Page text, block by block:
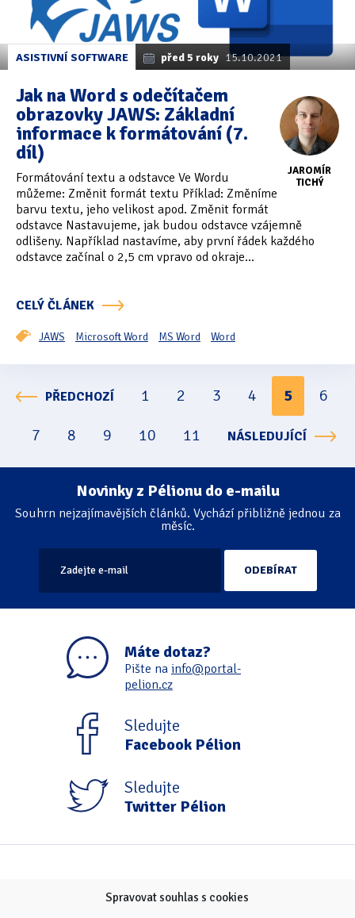
Spravovat souhlas s cookies
ASISTIVNÍ SOFTWARE před 5 roky 15.10.2021
JAROMÍR
TICHÝ
Jak na Word s odečítačem
obrazovky JAWS: Základní
informace k formátování (7.
díl)
Formátování textu a odstavce Ve Wordu
můžeme: Změnit formát textu Příklad: Změníme
barvu textu, jeho velikost apod. Změnit formát
odstavce Nastavujeme, jak budou odstavce vzájemně
odlišeny. Například nastavíme, aby první řádek každého
odstavce začínal o 2,5 cm vpravo od okraje...
CELÝ ČLÁNEK
JAWS Microsoft Word MS Word Word
Stránkování
PŘEDCHOZÍ 1 2 3 4 5
6
7
8 9 10 11 NÁSLEDUJÍCÍ
Novinky z Pélionu do e-mailu
Souhrn nejzajímavějších článků. Vychází přibližně jednou za
měsíc.
Máte dotaz?
Pište na info@portal-
pelion.cz
Sledujte
Facebook Pélion
Sledujte
Twitter Pélion